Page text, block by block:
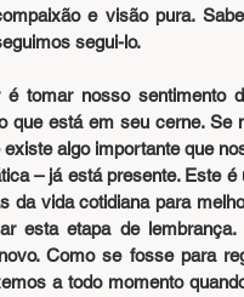
e visão pura.
segui-lo.
é tomar nosso sentimento
que está em seu cerne.
algo importante que
– já está presente. Este
da vida cotidiana para
esta etapa de
Como se fosse para
a todo momento